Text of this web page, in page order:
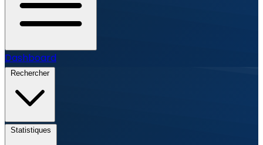
Dashboard
Rechercher
Statistiques